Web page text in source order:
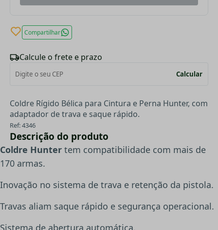
Compartilhar
Calcule o frete e prazo
Calcular
Coldre Rígido Bélica para Cintura e Perna Hunter, com
adaptador de trava e saque rápido.
Ref: 4346
Descrição do produto
Coldre Hunter tem compatibilidade com mais de
170 armas.
Inovação no sistema de trava e retenção da pistola.
Travas aliam saque rápido e segurança operacional.
Sistema de abertura automática.